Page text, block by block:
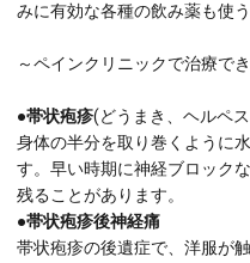
みに有効な各種の飲み薬も使
～ペインクリニックで治療で
●帯状疱疹(どうまき、ヘルペ
身体の半分を取り巻くように
す。早い時期に神経ブロック
残ることがあります。
●帯状疱疹後神経痛
帯状疱疹の後遺症で、洋服が